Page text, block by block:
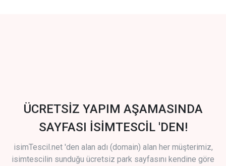
ÜCRETSİZ YAPIM AŞAMASINDA
SAYFASI İSİMTESCİL 'DEN!
isimTescil.net 'den alan adı (domain) alan her müşterimiz,
isimtescilin sunduğu ücretsiz park sayfasını kendine göre